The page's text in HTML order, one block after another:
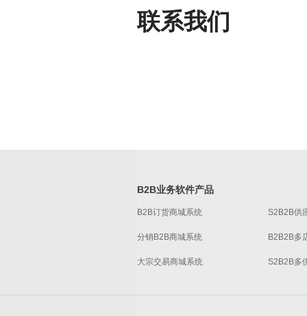
联系我们
B2B业务软件产品
B2B订货商城系统 S2B2B供
分销B2B商城系统 B2B2B多
大宗交易商城系统 S2B2B多